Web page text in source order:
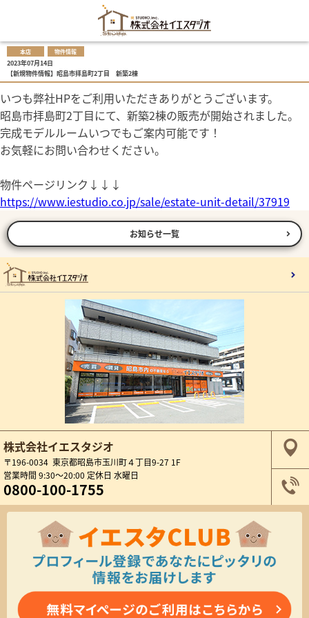
本店 物件情報
2023年07月14日
【新規物件情報】昭島市拝島町2丁目 新築2棟
いつも弊社HPをご利用いただきありがとうございます。
昭島市拝島町2丁目にて、新築2棟の販売が開始されました。
完成モデルルームいつでもご案内可能です！
お気軽にお問い合わせください。
物件ページリンク↓↓↓
https://www.iestudio.co.jp/sale/estate-unit-detail/37919
お知らせ一覧
株式会社イエスタジオ
〒196-0034 東京都昭島市玉川町４丁目9-27 1F
営業時間 9:30～20:00 定休日 水曜日
0800-100-1755